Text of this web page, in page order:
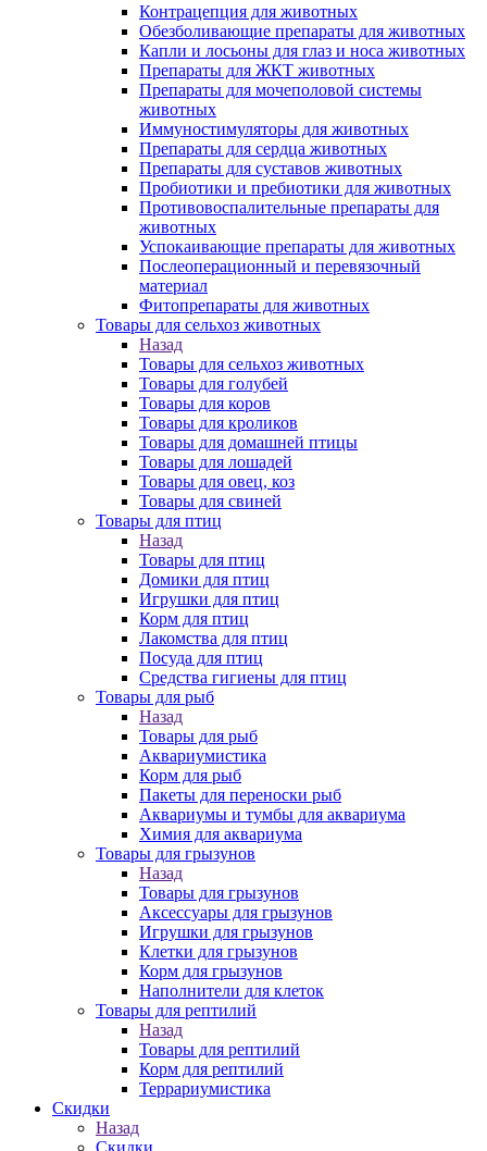
Контрацепция для животных
Обезболивающие препараты для животных
Капли и лосьоны для глаз и носа животных
Препараты для ЖКТ животных
Препараты для мочеполовой системы
животных
Иммуностимуляторы для животных
Препараты для сердца животных
Препараты для суставов животных
Пробиотики и пребиотики для животных
Противовоспалительные препараты для
животных
Успокаивающие препараты для животных
Послеоперационный и перевязочный
материал
Фитопрепараты для животных
Товары для сельхоз животных
Назад
Товары для сельхоз животных
Товары для голубей
Товары для коров
Товары для кроликов
Товары для домашней птицы
Товары для лошадей
Товары для овец, коз
Товары для свиней
Товары для птиц
Назад
Товары для птиц
Домики для птиц
Игрушки для птиц
Корм для птиц
Лакомства для птиц
Посуда для птиц
Средства гигиены для птиц
Товары для рыб
Назад
Товары для рыб
Аквариумистика
Корм для рыб
Пакеты для переноски рыб
Аквариумы и тумбы для аквариума
Химия для аквариума
Товары для грызунов
Назад
Товары для грызунов
Аксессуары для грызунов
Игрушки для грызунов
Клетки для грызунов
Корм для грызунов
Наполнители для клеток
Товары для рептилий
Назад
Товары для рептилий
Корм для рептилий
Террариумистика
Скидки
Назад
Скидки